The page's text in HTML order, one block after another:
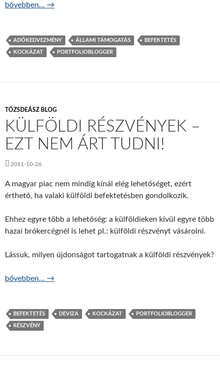
Építhetünk egy állami támogatásra?
bővebben… →
ADÓKEDVEZMÉNY ÁLLAMI TÁMOGATÁS BEFEKTETÉS
KOCKÁZAT PORTFOLIOBLOGGER
TŐZSDEÁSZ BLOG
KÜLFÖLDI RÉSZVÉNYEK –
EZT NEM ÁRT TUDNI!
2011-10-26
A magyar piac nem mindig kínál elég lehetőséget, ezért
érthető, ha valaki külföldi befektetésben gondolkozik.
Ehhez egyre több a lehetőség: a külföldieken kívül egyre több
hazai brókercégnél is lehet pl.: külföldi részvényt vásárolni.
Lássuk, milyen újdonságot tartogatnak a külföldi részvények?
Külföldi részvények – ezt nem árt tudni!
bővebben… →
BEFEKTETÉS DEVIZA KOCKÁZAT PORTFOLIOBLOGGER
RÉSZVÉNY